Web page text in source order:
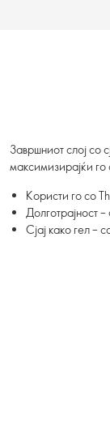
Завршниот слој со
максимизирајќи го
Користи го со
Долготрајност
Сјај како гел –